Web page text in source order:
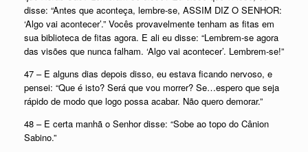
disse: “Antes que aconteça, lembre-se, ASSIM DIZ O SENHOR:
‘Algo vai acontecer’.” Vocês provavelmente tenham as fitas em
sua biblioteca de fitas agora. E ali eu disse: “Lembrem-se agora
das visões que nunca falham. ‘Algo vai acontecer’. Lembrem-se!”
47 – E alguns dias depois disso, eu estava ficando nervoso, e
pensei: “Que é isto? Será que vou morrer? Se…espero que seja
rápido de modo que logo possa acabar. Não quero demorar.”
48 – E certa manhã o Senhor disse: “Sobe ao topo do Cânion
Sabino.”